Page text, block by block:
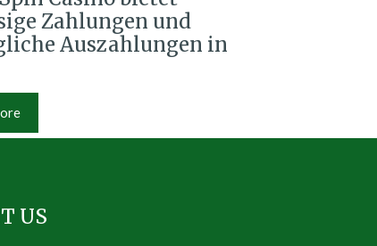
Zahlungen und
Auszahlungen in
US